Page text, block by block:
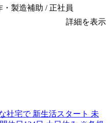
製造補助 / 正社員
詳細を表示